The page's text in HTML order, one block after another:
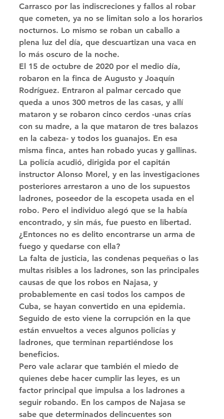
Carrasco por las indiscreciones y fallos al robar
que cometen, ya no se limitan solo a los horarios
nocturnos. Lo mismo se roban un caballo a
plena luz del día, que descuartizan una vaca en
lo más oscuro de la noche.
El 15 de octubre de 2020 por el medio día,
robaron en la finca de Augusto y Joaquín
Rodríguez. Entraron al palmar cercado que
queda a unos 300 metros de las casas, y allí
mataron y se robaron cinco cerdos -unas crías
con su madre, a la que mataron de tres balazos
en la cabeza- y todos los guanajos. En esa
misma finca, antes han robado yucas y gallinas.
La policía acudió, dirigida por el capitán
instructor Alonso Morel, y en las investigaciones
posteriores arrestaron a uno de los supuestos
ladrones, poseedor de la escopeta usada en el
robo. Pero el individuo alegó que se la había
encontrado, y sin más, fue puesto en libertad.
¿Entonces no es delito encontrarse un arma de
fuego y quedarse con ella?
La falta de justicia, las condenas pequeñas o las
multas risibles a los ladrones, son las principales
causas de que los robos en Najasa, y
probablemente en casi todos los campos de
Cuba, se hayan convertido en una epidemia.
Seguido de esto viene la corrupción en la que
están envueltos a veces algunos policías y
ladrones, que terminan repartiéndose los
beneficios.
Pero vale aclarar que también el miedo de
quienes debe hacer cumplir las leyes, es un
factor principal que impulsa a los ladrones a
seguir robando. En los campos de Najasa se
sabe que determinados delincuentes son